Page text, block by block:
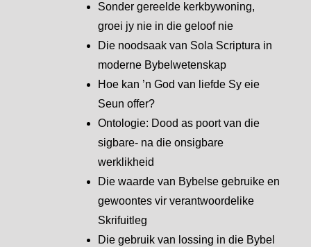
Sonder gereelde kerkbywoning,
groei jy nie in die geloof nie
Die noodsaak van Sola Scriptura in
moderne Bybelwetenskap
Hoe kan ’n God van liefde Sy eie
Seun offer?
Ontologie: Dood as poort van die
sigbare- na die onsigbare
werklikheid
Die waarde van Bybelse gebruike en
gewoontes vir verantwoordelike
Skrifuitleg
Die gebruik van lossing in die Bybel